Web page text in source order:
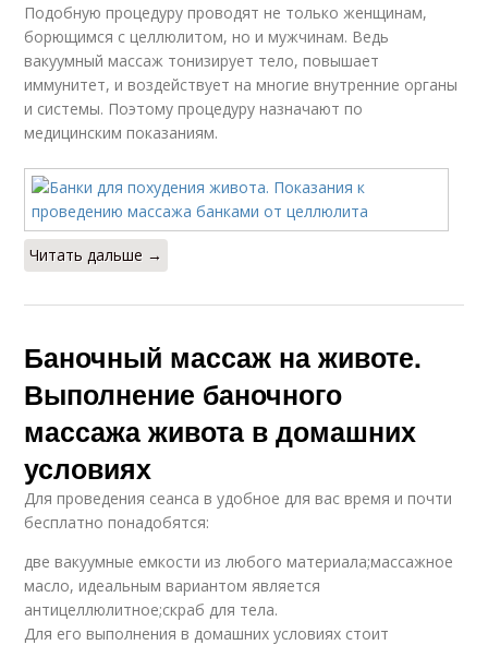
Подобную процедуру проводят не только женщинам,
борющимся с целлюлитом, но и мужчинам. Ведь
вакуумный массаж тонизирует тело, повышает
иммунитет, и воздействует на многие внутренние органы
и системы. Поэтому процедуру назначают по
медицинским показаниям.
Читать дальше →
Баночный массаж на животе.
Выполнение баночного
массажа живота в домашних
условиях
Для проведения сеанса в удобное для вас время и почти
бесплатно понадобятся:
две вакуумные емкости из любого материала;массажное
масло, идеальным вариантом является
антицеллюлитное;скраб для тела.
Для его выполнения в домашних условиях стоит